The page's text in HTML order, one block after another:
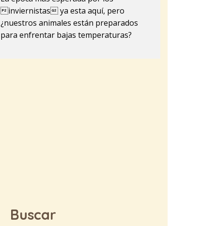
inviernistas ya esta aquí, pero
¿nuestros animales están preparados
para enfrentar bajas temperaturas?
Buscar